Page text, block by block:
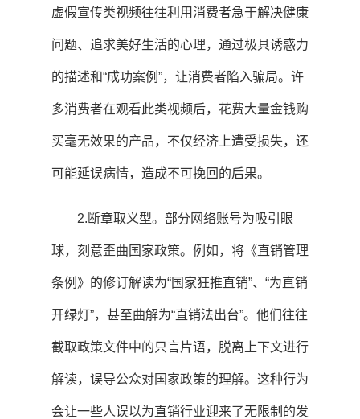
虚假宣传类视频往往利用消费者急于解决健康
问题、追求美好生活的心理，通过极具诱惑力
的描述和“成功案例”，让消费者陷入骗局。许
多消费者在观看此类视频后，花费大量金钱购
买毫无效果的产品，不仅经济上遭受损失，还
可能延误病情，造成不可挽回的后果。
2.断章取义型。部分网络账号为吸引眼
球，刻意歪曲国家政策。例如，将《直销管理
条例》的修订解读为“国家狂推直销”、“为直销
开绿灯”，甚至曲解为“直销法出台”。他们往往
截取政策文件中的只言片语，脱离上下文进行
解读，误导公众对国家政策的理解。这种行为
会让一些人误以为直销行业迎来了无限制的发